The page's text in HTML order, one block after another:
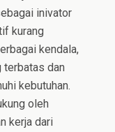
inivator
kurang
kendala,
terbatas dan
kebutuhan.
oleh
kerja dari